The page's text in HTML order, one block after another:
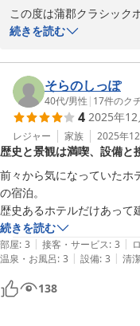
2025-12-25
ホテル敷地内の庭園を散
夕食は六角堂で鉄板焼き
方のサービスも素晴らし
激できた。
朝食は２階のレストラン
いた。味も量も丁度良い
される。
折角利用されるのであれば
のお食事をお勧めします
この度は蒲郡クラシック
ございます。
記念すべきご結婚記念日
館をご利用いただき誠に
また、心温まるご投稿を
外観の和風建築と館内の
当館ならではのクラシッ
嬉しく拝読いたしました
お部屋やロビーの雰囲気
となります。
また、お食事につきまし
ッフ、サービススタッフ
六角堂ではゆったりとお
の対応をお褒めいただき
ご朝食の眺望もお楽し
続きを読む
そらのしっぽ
40代/男性 | 17件のク
4 2025年12
レジャー 家族 2025年
歴史と景観は満喫、設備と
前々から気になっていたホ
の宿泊。
歴史あるホテルだけあって
じされる装飾もちらほら。
をかけても手に入るもので
した。更に三河湾と竹島を
セスが近いのも公共交通機
ただ、お部屋は言い方は悪
ネスホテルと言ったとこ
続きを読む
部屋: 3 | 接客・サービス: 3 |
温泉・お風呂: 3 | 設備: 3 | 清
138